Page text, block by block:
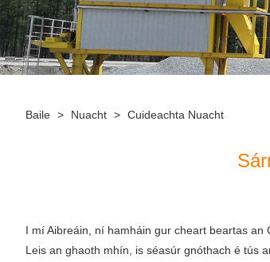
Baile > Nuacht > Cuideachta Nuacht
I mí Aibreáin, ní hamháin gur cheart beartas
Leis an ghaoth mhín, is séasúr gnóthach é tús